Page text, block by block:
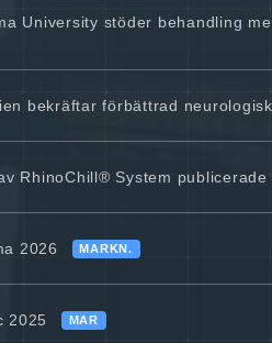
University stöder behandling
bekräftar förbättrad
RhinoChill® System
2026 MARKN.
2025 MAR